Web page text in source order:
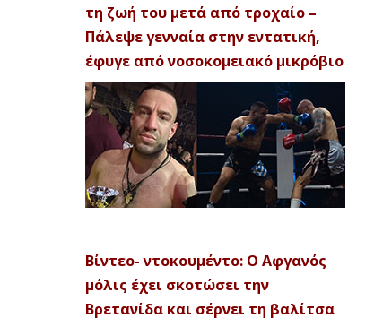
τη ζωή του μετά από τροχαίο –
Πάλεψε γενναία στην εντατική,
έφυγε από νοσοκομειακό μικρόβιο
Βίντεο- ντοκουμέντο: Ο Αφγανός
μόλις έχει σκοτώσει την
Βρετανίδα και σέρνει τη βαλίτσα